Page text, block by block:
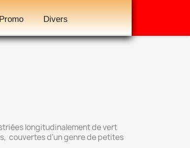
Divers
longitudinalement de vert
couvertes d'un genre de petites